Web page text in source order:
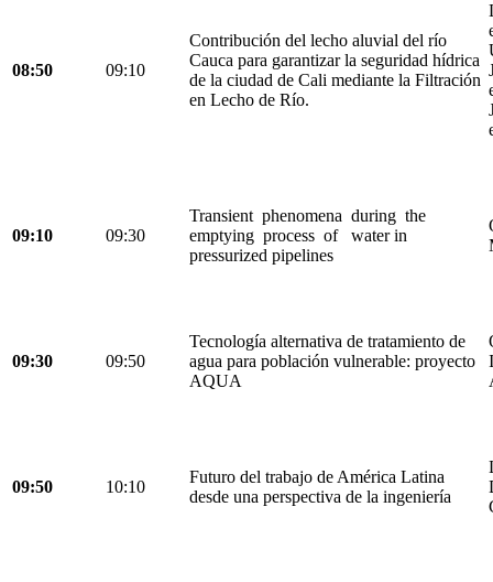
08:50 09:10
Contribución del lecho aluvial del río
Cauca para garantizar la seguridad hídrica
de la ciudad de Cali mediante la Filtración
en Lecho de Río.
09:10 09:30
Transient phenomena during the
emptying process of water in
pressurized pipelines
09:30 09:50
Tecnología alternativa de tratamiento de
agua para población vulnerable: proyecto
AQUA
09:50 10:10
Futuro del trabajo de América Latina
desde una perspectiva de la ingeniería